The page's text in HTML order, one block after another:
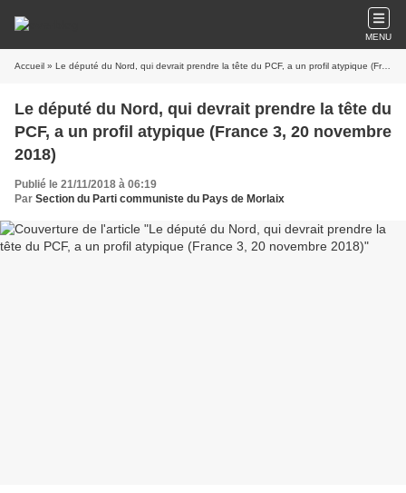
MENU
Accueil » Le député du Nord, qui devrait prendre la tête du PCF, a un profil atypique (France 3, 20 novembre 2018)
Le député du Nord, qui devrait prendre la tête du
PCF, a un profil atypique (France 3, 20 novembre
2018)
Publié le 21/11/2018 à 06:19
Par Section du Parti communiste du Pays de Morlaix